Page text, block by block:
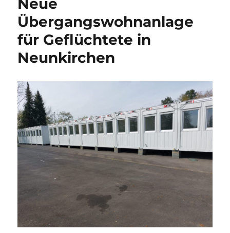
Übergangswohnanlage
für Geflüchtete in
Neunkirchen